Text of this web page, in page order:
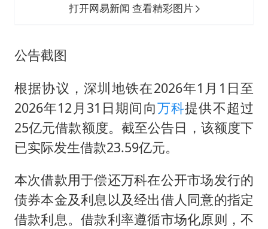
打开网易新闻 查看精彩图片
公告截图
根据协议，深圳地铁在2026年1月1日至
2026年12月31日期间向万科提供不超过
25亿元借款额度。截至公告日，该额度下
已实际发生借款23.59亿元。
本次借款用于偿还万科在公开市场发行的
债券本金及利息以及经出借人同意的指定
借款利息。借款利率遵循市场化原则，不